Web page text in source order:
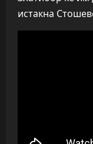
истакна